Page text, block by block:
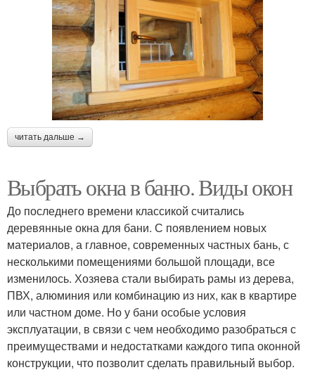
читать дальше →
Выбрать окна в баню. Виды окон
До последнего времени классикой считались
деревянные окна для бани. С появлением новых
материалов, а главное, современных частных бань, с
несколькими помещениями большой площади, все
изменилось. Хозяева стали выбирать рамы из дерева,
ПВХ, алюминия или комбинацию из них, как в квартире
или частном доме. Но у бани особые условия
эксплуатации, в связи с чем необходимо разобраться с
преимуществами и недостатками каждого типа оконной
конструкции, что позволит сделать правильный выбор.